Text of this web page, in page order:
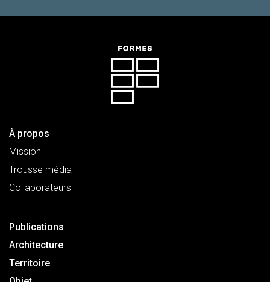
À propos
Mission
Trousse média
Collaborateurs
Publications
Architecture
Territoire